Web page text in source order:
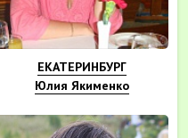
ЕКАТЕРИНБУРГ
Юлия Якименко